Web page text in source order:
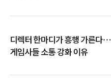
디렉터 한마디가 흥행 가른다…
게임사들 소통 강화 이유